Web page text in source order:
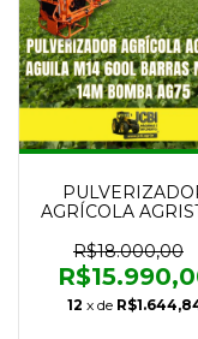
AGRÍCOLA
BARRAS
14M BOMBA
NOVO
R$18.000,00
12 x de